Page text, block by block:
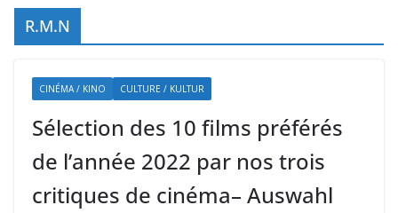
R.M.N
CINÉMA / KINO CULTURE / KULTUR
Sélection des 10 films préférés
de l’année 2022 par nos trois
critiques de cinéma– Auswahl